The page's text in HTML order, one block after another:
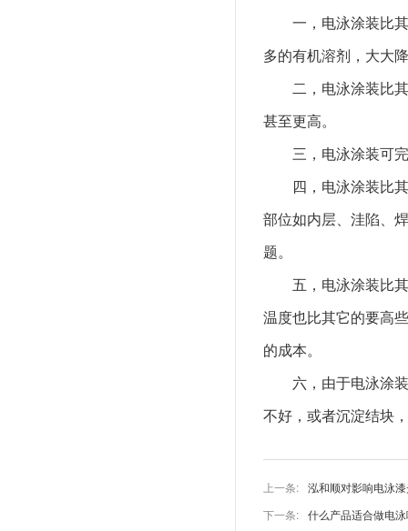
一，电泳涂装比
多的有机溶剂，大大
二，电泳涂装比
甚至更高。
三，电泳涂装可
四，电泳涂装比
部位如内层、洼陷、
题。
五，电泳涂装比
温度也比其它的要高
的成本。
六，由于电泳涂
不好，或者沉淀结块
上一条: 泓和顺对影响电泳
下一条: 什么产品适合做电